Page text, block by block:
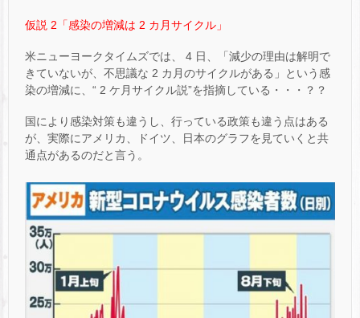
仮説 2「感染の増減は 2 カ月サイクル」
米ニューヨークタイムズでは、 4 日、「減少の理由は解明で
きていないが、不思議な 2 カ月のサイクルがある」という感
染の増減に、“ 2 ケ月サイクル説”を指摘している・・・？？
国により感染対策も違うし、行っている政策も違う点はある
が、実際にアメリカ、ドイツ、日本のグラフを見ていくと共
通点があるのだと言う。